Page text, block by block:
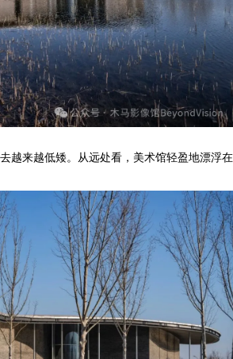
越来越低矮。从远处看，美术馆轻盈地漂浮在